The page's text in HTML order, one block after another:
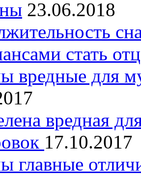
23.06.2018
стать
вредные для
вредная
17.10.2017
главные